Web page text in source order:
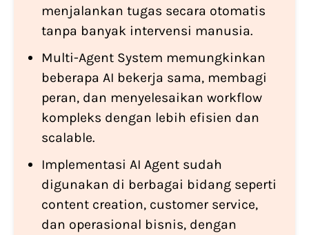
menjalankan tugas secara otomatis
tanpa banyak intervensi manusia.
Multi-Agent System memungkinkan
beberapa AI bekerja sama, membagi
peran, dan menyelesaikan workflow
kompleks dengan lebih efisien dan
scalable.
Implementasi AI Agent sudah
digunakan di berbagai bidang seperti
content creation, customer service,
dan operasional bisnis, dengan